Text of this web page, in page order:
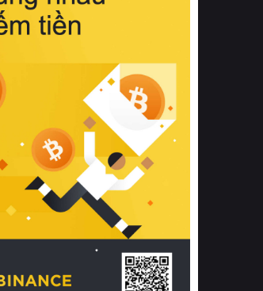
Bên cạnh đó, việc lựa chọn các dòng
sản phẩm đạt chuẩn chất lượng quốc
tế còn giúp ngăn ngừa tình trạng kích
khuẩn và nấm mốc trong điều kiện
thời tiết nóng ẩm. Bạn có thể tìm hiểu
thêm các nghiên cứu khoa học về tác
động của giấc ngủ và môi trường
phòng ngủ đối với sức khỏe con
người tại Sleep Foundation (External
Link) để có cái nhìn toàn diện hơn.
2. Các tiêu chí vàng khi lựa chọn
chăn ga gối đệm cao cấp cho phòng
ngủ
Để sở hữu một bộ chăn ga gối đệm
cao cấp hoàn hảo cả về thẩm mỹ lẫn
công năng, người tiêu dùng cần cân
nhắc kỹ lưỡng các tiêu chí quan trọng